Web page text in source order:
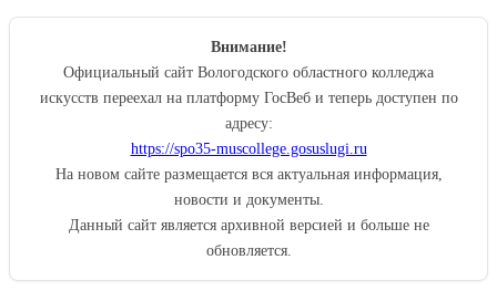
Внимание!
Официальный сайт Вологодского областного колледжа
искусств переехал на платформу ГосВеб и теперь доступен по
адресу:
https://spo35-muscollege.gosuslugi.ru
На новом сайте размещается вся актуальная информация,
новости и документы.
Данный сайт является архивной версией и больше не
обновляется.